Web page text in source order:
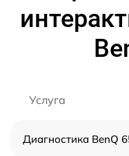
Услуга
Диагностика BenQ